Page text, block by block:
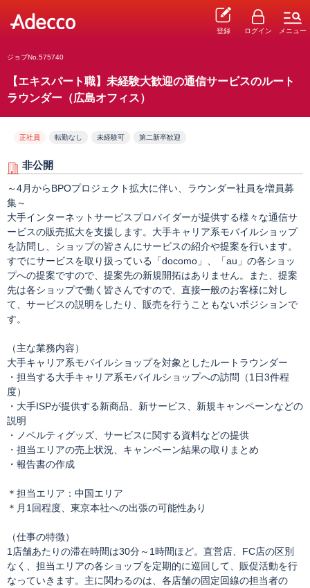
登録 ログイン メニュー
ジョブNo.575740
【エキスパート職】未経験大歓迎の通信サービスのルート
ラウンダー（広島オフィス）
正社員 転勤なし 未経験可 第二新卒歓迎
非公開
～4月からBPOプロジェクト拡大に伴い、ラウンダー社員を増員募
集～
大手インターネットサービスプロバイダーが提供する様々な通信サ
ービスの販売拡大を支援します。大手キャリア系モバイルショップ
を訪問し、ショップの皆さんにサービスの紹介や提案を行います。
すでにサービスを取り扱っている「docomo」、「au」の各ショッ
プへの提案ですので、提案先の新規開拓はありません。また、提案
先は各ショップで働く皆さんですので、直接一般のお客様に対し
て、サービスの説明をしたり、販売を行うこともないポジションで
す。
（主な業務内容）
大手キャリア系モバイルショップを対象としたルートラウンダー
・担当する大手キャリア系モバイルショップへの訪問（1日3件程
度）
・大手ISPが提供する新商品、新サービス、新規キャンペーンなどの
説明
・ノベルティグッズ、サービスに関する資料などの提供
・担当エリアの売上状況、キャンペーン結果の取りまとめ
・報告書の作成
＊担当エリア：中国エリア
＊月1回程度、東京本社への出張の可能性あり
（仕事の特徴）
1店舗あたりの滞在時間は30分～1時間ほど。直営店、FC店の区別
なく、担当エリアの各ショップを定期的に巡回して、販促活動を行
なっていきます。主に関わるのは、各店舗の固定回線の担当者の